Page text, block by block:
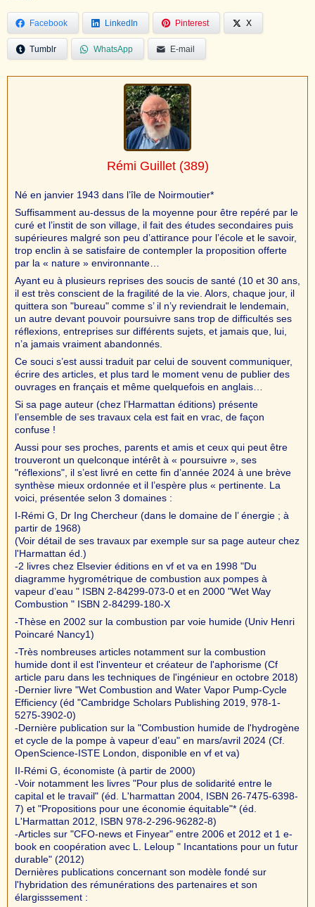
Facebook LinkedIn Pinterest X
Tumblr WhatsApp E-mail
Rémi Guillet(389)
Né en janvier 1943 dans l’île de Noirmoutier*
Suffisamment au-dessus de la moyenne pour être repéré par le
curé et l’instit de son village, il fait des études secondaires puis
supérieures malgré son peu d’attirance pour l’école et le savoir,
trop enclin à se satisfaire de contempler la proposition offerte
par la « nature » environnante…
Ayant eu à plusieurs reprises des soucis de santé (10 et 30 ans,
il est très conscient de la fragilité de la vie. Alors, chaque jour, il
quittera son "bureau" comme s’ il n’y reviendrait le lendemain,
un autre devant pouvoir poursuivre sans trop de difficultés ses
réflexions, entreprises sur différents sujets, et jamais que, lui,
n’a jamais vraiment abandonnés.
Ce souci s’est aussi traduit par celui de souvent communiquer,
écrire des articles, et plus tard le moment venu de publier des
ouvrages en français et même quelquefois en anglais…
Si sa page auteur (chez l’Harmattan éditions) présente
l’ensemble de ses travaux cela est fait en vrac, de façon
confuse !
Aussi pour ses proches, parents et amis et ceux qui peut être
trouveront un quelconque intérêt à « poursuivre », ses
"réflexions", il s’est livré en cette fin d’année 2024 à une brève
synthèse mieux ordonnée et il l’espère plus « pertinente. La
voici, présentée selon 3 domaines :
I-Rémi G, Dr Ing Chercheur (dans le domaine de l’ énergie ; à
partir de 1968)
(Voir détail de ses travaux par exemple sur sa page auteur chez
l'Harmattan éd.)
-2 livres chez Elsevier éditions en vf et va en 1998 "Du
diagramme hygrométrique de combustion aux pompes à
vapeur d’eau " ISBN 2-84299-073-0 et en 2000 "Wet Way
Combustion " ISBN 2-84299-180-X
-Thèse en 2002 sur la combustion par voie humide (Univ Henri
Poincaré Nancy1)
-Très nombreuses articles notamment sur la combustion
humide dont il est l'inventeur et créateur de l'aphorisme (Cf
article paru dans les techniques de l'ingénieur en octobre 2018)
-Dernier livre "Wet Combustion and Water Vapor Pump-Cycle
Efficiency (éd "Cambridge Scholars Publishing 2019, 978-1-
5275-3902-0)
-Dernière publication sur la "Combustion humide de l'hydrogène
et cycle de la pompe à vapeur d’eau" en mars/avril 2024 (Cf.
OpenScience-ISTE London, disponible en vf et va)
II-Rémi G, économiste (à partir de 2000)
-Voir notamment les livres "Pour plus de solidarité entre le
capital et le travail" (éd. L'harmattan 2004, ISBN 26-7475-6398-
7) et "Propositions pour une économie équitable"* (éd.
L'Harmattan 2012, ISBN 978-2-296-96282-8)
-Articles sur "CFO-news et Finyear" entre 2006 et 2012 et 1 e-
book en coopération avec L. Leloup " Incantations pour un futur
durable" (2012)
Dernières publications concernant son modèle fondé sur
l'hybridation des rémunérations des partenaires et son
élargisssement :